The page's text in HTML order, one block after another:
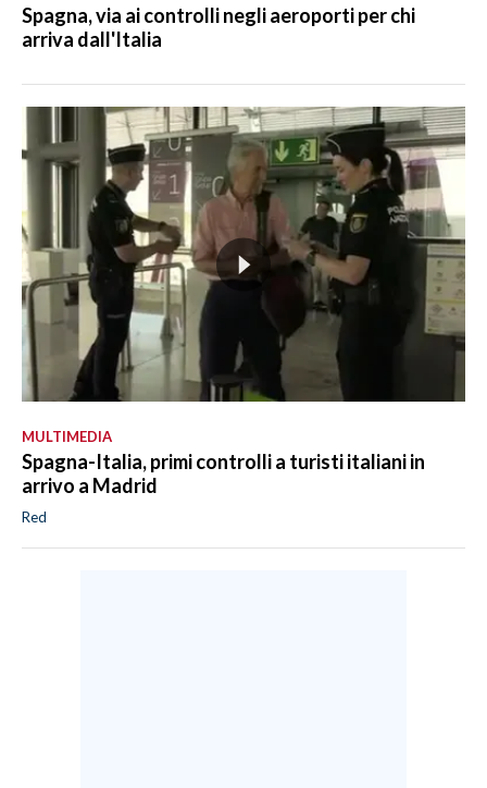
Spagna, via ai controlli negli aeroporti per chi
arriva dall'Italia
MULTIMEDIA
Spagna-Italia, primi controlli a turisti italiani in
arrivo a Madrid
Red